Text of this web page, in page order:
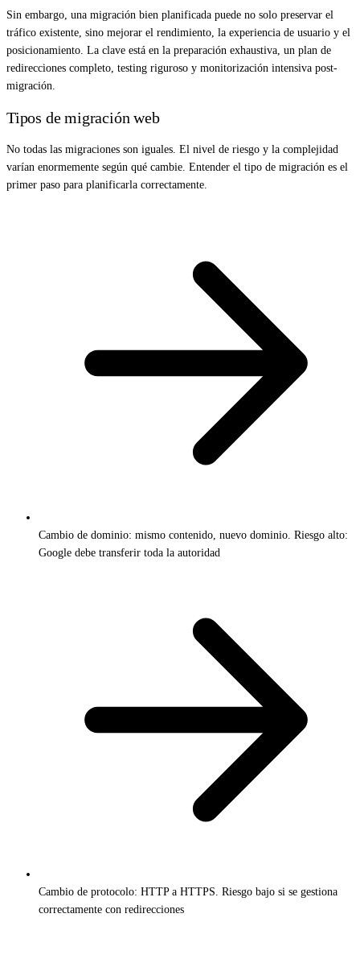
Sin embargo, una migración bien planificada puede no solo preservar el
tráfico existente, sino mejorar el rendimiento, la experiencia de usuario y el
posicionamiento. La clave está en la preparación exhaustiva, un plan de
redirecciones completo, testing riguroso y monitorización intensiva post-
migración.
Tipos de migración web
No todas las migraciones son iguales. El nivel de riesgo y la complejidad
varían enormemente según qué cambie. Entender el tipo de migración es el
primer paso para planificarla correctamente.
Cambio de dominio: mismo contenido, nuevo dominio. Riesgo alto:
Google debe transferir toda la autoridad
Cambio de protocolo: HTTP a HTTPS. Riesgo bajo si se gestiona
correctamente con redirecciones